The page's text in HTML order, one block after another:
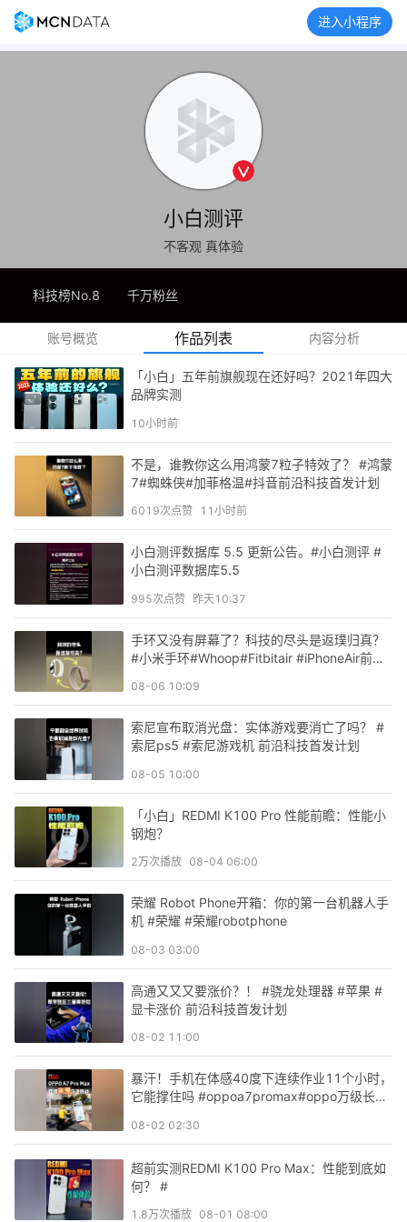
进入小程序
小白测评
不客观 真体验
科技榜No.8 千万粉丝
账号概览 作品列表 内容分析
「小白」五年前旗舰现在还好吗？2021年四大
品牌实测
10小时前
不是，谁教你这么用鸿蒙7粒子特效了？ #鸿蒙
7#蜘蛛侠#加菲格温#抖音前沿科技首发计划
6019次点赞 11小时前
小白测评数据库 5.5 更新公告。#小白测评 #
小白测评数据库5.5
995次点赞 昨天10:37
手环又没有屏幕了？科技的尽头是返璞归真？
#小米手环#Whoop#Fitbitair #iPhoneAir前沿
08-06 10:09
索尼宣布取消光盘：实体游戏要消亡了吗？ #
索尼ps5 #索尼游戏机 前沿科技首发计划
08-05 10:00
「小白」REDMI K100 Pro 性能前瞻：性能小
钢炮？
2万次播放 08-04 06:00
荣耀 Robot Phone开箱：你的第一台机器人手
机 #荣耀 #荣耀robotphone
08-03 03:00
高通又又又要涨价？！ #骁龙处理器 #苹果 #
显卡涨价 前沿科技首发计划
08-02 11:00
暴汗！手机在体感40度下连续作业11个小时，
它能撑住吗 #oppoa7promax#oppo万级长寿
08-02 02:30
超前实测REDMI K100 Pro Max：性能到底如
何？ #
1.8万次播放 08-01 08:00